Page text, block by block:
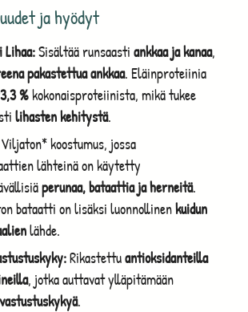
ja hyödyt
Lihaa:Sisältää runsaasti ankkaa ja kanaa,
pakastettua ankkaa. Eläinproteiinia
%kokonaisproteiinista, mikä tukee
lihasten kehitystä.
Viljaton* koostumus, jossa
lähteinä on käytetty
perunaa, bataattia ja herneitä.
bataatti on lisäksi luonnollinenkuidun
lähde.
Rikastettuantioksidanteilla
, jotka auttavat ylläpitämään
vastustuskykyä.